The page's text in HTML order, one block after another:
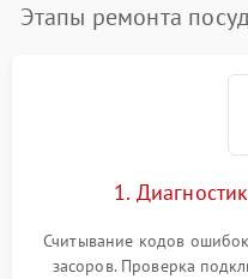
Этапы ремонта
1.
Считывание кодов
засоров. Проверка